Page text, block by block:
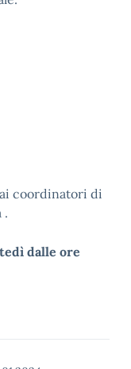
coordinatori di
.
dalle ore